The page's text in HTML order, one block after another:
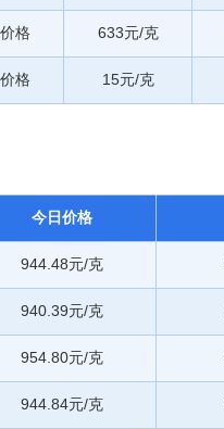
格 633元/克
格 15元/克
今日价格
944.48元/克
940.39元/克
954.80元/克
944.84元/克